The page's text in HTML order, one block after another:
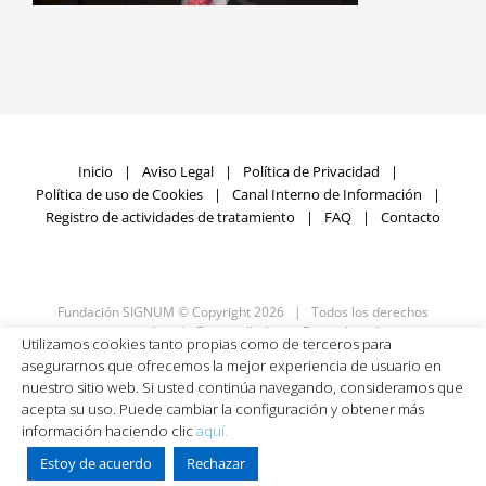
Inicio Aviso Legal
Política de Privacidad
Política de uso de Cookies
Canal Interno de Información
Registro de actividades de tratamiento
FAQ Contacto
Fundación SIGNUM © Copyright2026 | Todos los derechos
reservados | Desarrollado por Rumpelstinski
Facebook
X LinkedInYouTube
Utilizamos cookies tanto propias como de terceros para
asegurarnos que ofrecemos la mejor experiencia de usuario en
nuestro sitio web. Si usted continúa navegando, consideramos que
acepta su uso. Puede cambiar la configuración y obtener más
información haciendo clicaquí.
Estoy de acuerdo
Rechazar